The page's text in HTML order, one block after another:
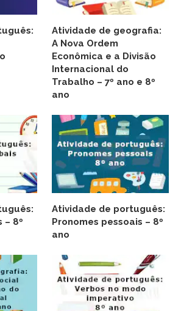
Atividade de geografia:
A Nova Ordem
Econômica e a Divisão
Internacional do
Trabalho – 7º ano e 8º
ano
– 8º
Atividade de português:
Pronomes pessoais – 8º
ano